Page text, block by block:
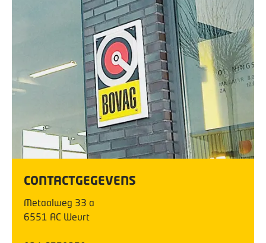
CONTACTGEGEVENS
Metaalweg 33 a
6551 AC Weurt